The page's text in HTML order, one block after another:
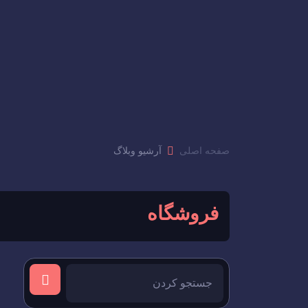
صفحه اصلی آرشیو وبلاگ
فروشگاه